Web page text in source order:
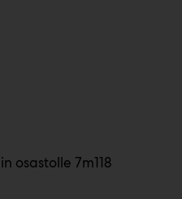
osastolle 7m118